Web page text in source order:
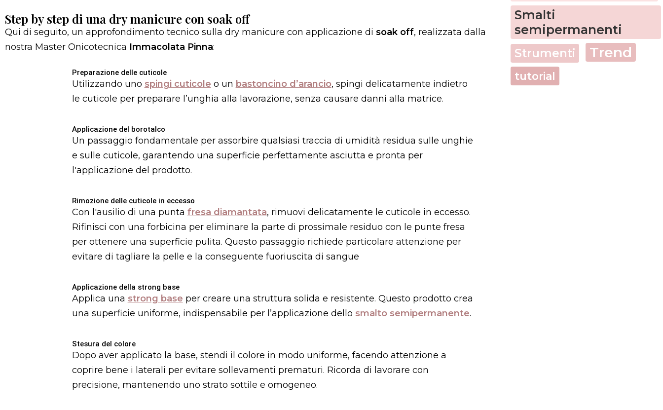
Step by step di una dry manicure con soak off
Qui di seguito, un approfondimento tecnico sulla dry manicure con applicazione di soak off, realizzata dalla
nostra Master Onicotecnica Immacolata Pinna:
Preparazione delle cuticole
Utilizzando uno spingi cuticole o un bastoncino d’arancio, spingi delicatamente indietro
le cuticole per preparare l’unghia alla lavorazione, senza causare danni alla matrice.
Applicazione del borotalco
Un passaggio fondamentale per assorbire qualsiasi traccia di umidità residua sulle unghie
e sulle cuticole, garantendo una superficie perfettamente asciutta e pronta per
l'applicazione del prodotto.
Rimozione delle cuticole in eccesso
Con l'ausilio di una punta fresa diamantata, rimuovi delicatamente le cuticole in eccesso.
Rifinisci con una forbicina per eliminare la parte di prossimale residuo con le punte fresa
per ottenere una superficie pulita. Questo passaggio richiede particolare attenzione per
evitare di tagliare la pelle e la conseguente fuoriuscita di sangue
Applicazione della strong base
Applica una strong base per creare una struttura solida e resistente. Questo prodotto crea
una superficie uniforme, indispensabile per l’applicazione dello smalto semipermanente.
Stesura del colore
Dopo aver applicato la base, stendi il colore in modo uniforme, facendo attenzione a
coprire bene i laterali per evitare sollevamenti prematuri. Ricorda di lavorare con
precisione, mantenendo uno strato sottile e omogeneo.
Smalti
semipermanenti
Strumenti Trend
tutorial